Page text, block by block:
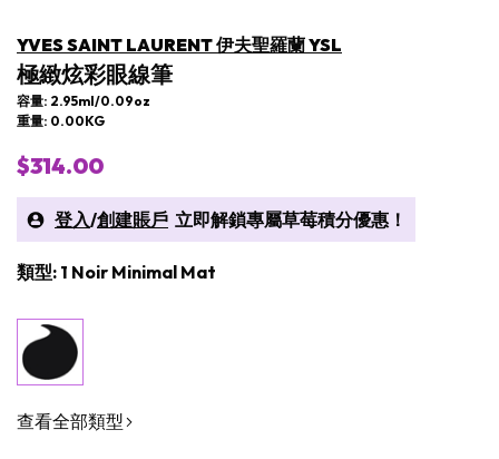
YVES SAINT LAURENT 伊夫聖羅蘭 YSL
極緻炫彩眼線筆
容量: 2.95ml/0.09oz
重量: 0.00KG
$314.00
登入/創建賬戶 立即解鎖專屬草莓積分優惠！
類型: 1 Noir Minimal Mat
查看全部類型